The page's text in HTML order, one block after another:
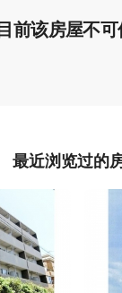
前该房屋不可
最近浏览过的